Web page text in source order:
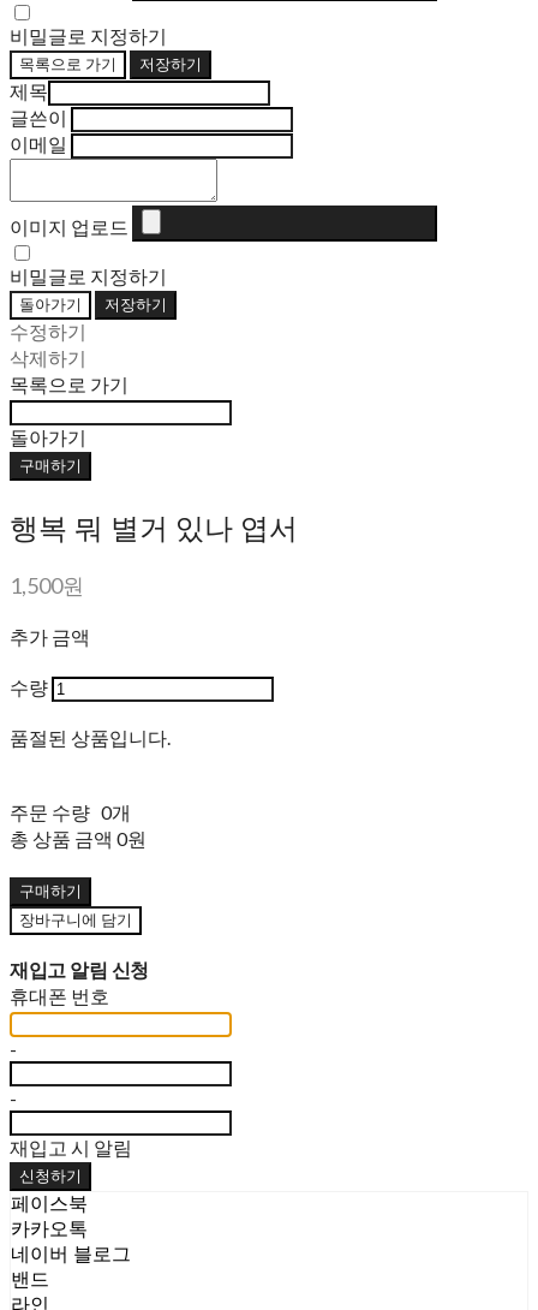
비밀글로 지정하기
목록으로 가기 저장하기
제목
글쓴이
이메일
이미지 업로드
비밀글로 지정하기
돌아가기 저장하기
수정하기
삭제하기
목록으로 가기
돌아가기
구매하기
행복 뭐 별거 있나 엽서
1,500원
추가 금액
수량
품절된 상품입니다.
주문 수량 0개
총 상품 금액 0원
구매하기
장바구니에 담기
재입고 알림 신청
휴대폰 번호
-
-
재입고 시 알림
신청하기
페이스북
카카오톡
네이버 블로그
밴드
라인